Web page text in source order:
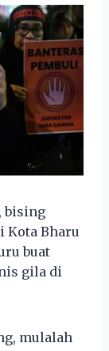
bising
Kota Bharu
buat
gila di
mulalah